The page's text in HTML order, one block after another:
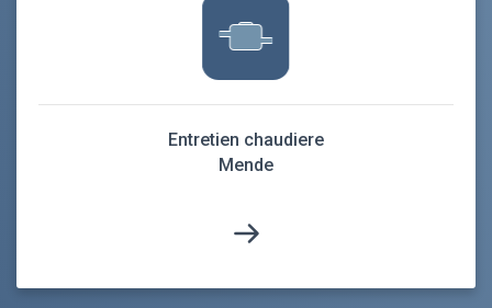
Entretien chaudiere
Mende